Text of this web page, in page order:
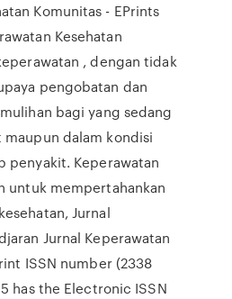
Komunitas - EPrints
Kesehatan
, dengan tidak
pengobatan dan
bagi yang sedang
dalam kondisi
penyakit. Keperawatan
untuk mempertahankan
Jurnal
Jurnal Keperawatan
ISSN number (2338
has the Electronic ISSN